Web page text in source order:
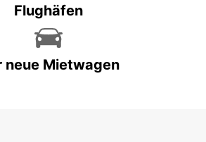
Flughäfen
neue Mietwagen